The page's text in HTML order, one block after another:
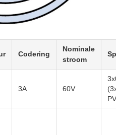
Codering
Nominale
stroom
3A 60V